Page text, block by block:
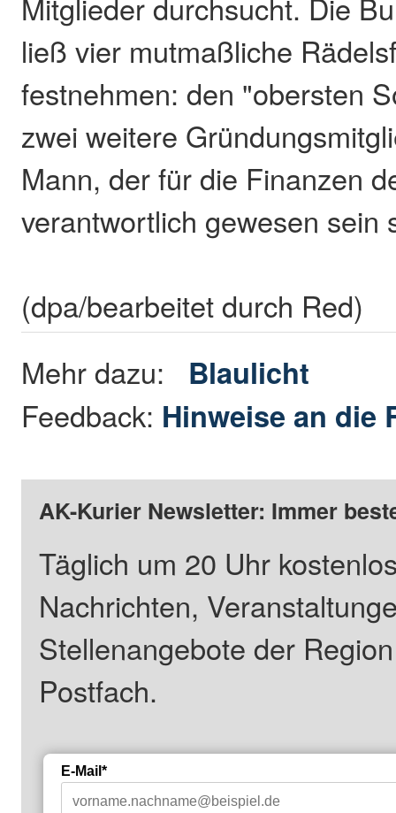
ließ vier mutmaßliche
festnehmen: den "obersten
zwei weitere
Mann, der für die Finanzen
verantwortlich gewesen sein
(dpa/bearbeitet durch Red)
Mehr dazu: Blaulicht
Feedback: Hinweise an die
AK-Kurier Newsletter: Immer
Täglich um 20 Uhr
Nachrichten,
Stellenangebote der
Postfach.
E-Mail*